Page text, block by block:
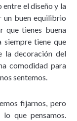
el diseño y la
un buen equilibrio
que tienes buena
tiene que
la decoración del
comodidad para
sentemos.
fijarnos, pero
que pensamos.